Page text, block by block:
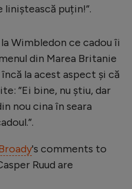
liniștească puțin!”.
Wimbledon ce cadou îi
din Marea Britanie
la acest aspect și că
”Ei bine, nu știu, dar
nou cina în seara
's comments to
Ruud are